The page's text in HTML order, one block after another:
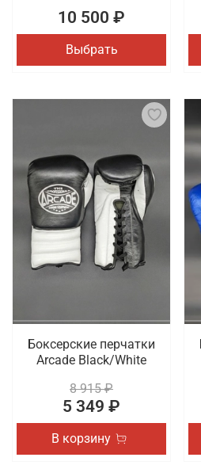
10 500 ₽
Выбрать
Боксерские перчатки
Arcade Black/White
8 915 ₽
5 349 ₽
В корзину